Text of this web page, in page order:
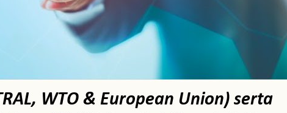
WTO & European Union) serta